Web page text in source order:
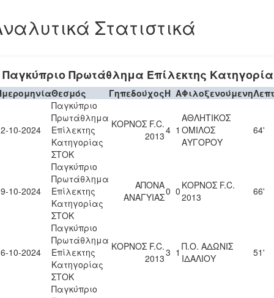
Στατιστικά
Παγκύπριο Πρωτάθλημα Επίλεκτης
Θεσμός ΓηπεδούχοςH AΦιλοξενούμενη
10-2024
Παγκύπριο
Πρωτάθλημα
Επίλεκτης
Κατηγορίας
ΣΤΟΚ
ΚΟΡΝΟΣ F.C.
20134 1
ΑΘΛΗΤΙΚΟΣ
ΟΜΙΛΟΣ
ΑΥΓΟΡΟΥ
64'
10-2024
Παγκύπριο
Πρωτάθλημα
Επίλεκτης
Κατηγορίας
ΣΤΟΚ
ΑΠΟΝΑ
ΑΝΑΓΥΙΑΣ0 0 ΚΟΡΝΟΣ F.C.
2013
66'
10-2024
Παγκύπριο
Πρωτάθλημα
Επίλεκτης
Κατηγορίας
ΣΤΟΚ
ΚΟΡΝΟΣ F.C.
20133 1 Π.Ο. ΑΔΩΝΙΣ
ΙΔΑΛΙΟΥ
51'
Παγκύπριο